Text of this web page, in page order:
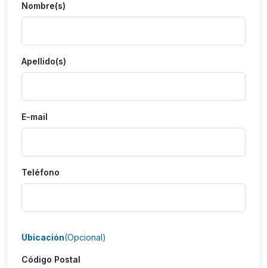
Nombre(s)
Apellido(s)
E-mail
Teléfono
Ubicación(Opcional)
Código Postal